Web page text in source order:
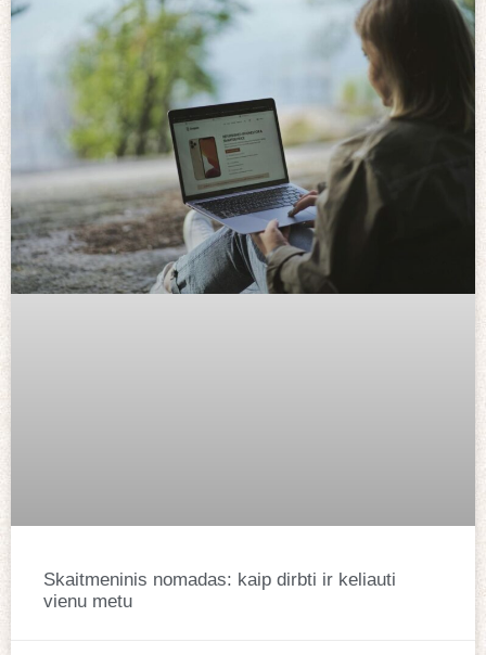
Skaitmeninis nomadas: kaip dirbti ir keliauti
vienu metu